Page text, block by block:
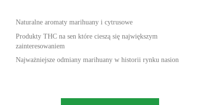
Naturalne aromaty marihuany i cytrusowe
Produkty THC na sen które cieszą się największym
zainteresowaniem
Najważniejsze odmiany marihuany w historii rynku nasion